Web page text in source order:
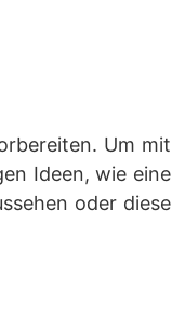
Um mit
Ideen, wie eine
oder diese